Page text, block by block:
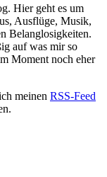
Hier geht es um
Ausflüge, Musik,
Belanglosigkeiten.
auf was mir so
Moment noch eher
meinen RSS-Feed